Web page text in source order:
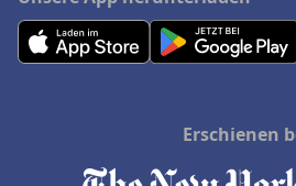
Erschienen